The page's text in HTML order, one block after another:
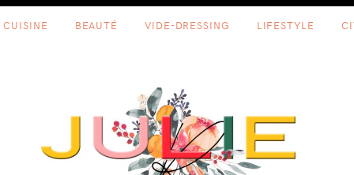
CUISINE BEAUTÉ VIDE-DRESSING LIFESTYLE